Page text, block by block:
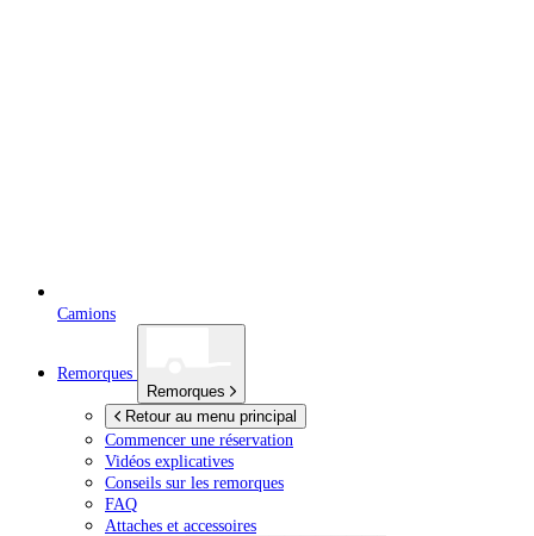
Camions
Remorques
Remorques
Retour au menu principal
Commencer une réservation
Vidéos explicatives
Conseils sur les remorques
FAQ
Attaches et accessoires